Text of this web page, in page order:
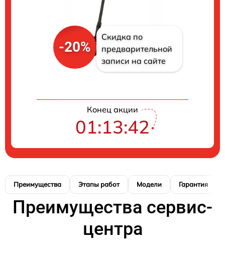
-20%
Скидка по
предварительной
записи на сайте
Конец акции
01:13:41
Преимущества Этапы работ Модели Гарантия
Преимущества сервис-
центра